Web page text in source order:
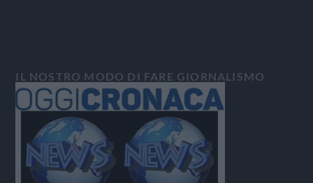
IL NOSTRO MODO DI FARE GIORNALISMO